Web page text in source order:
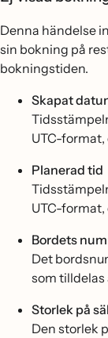
Denna händelse
sin bokning på
bokningstiden.
Skapat
UTC-format,
Planerad tid
UTC-format,
Bordets
Det
som tilldelas
Storlek på
Den storlek